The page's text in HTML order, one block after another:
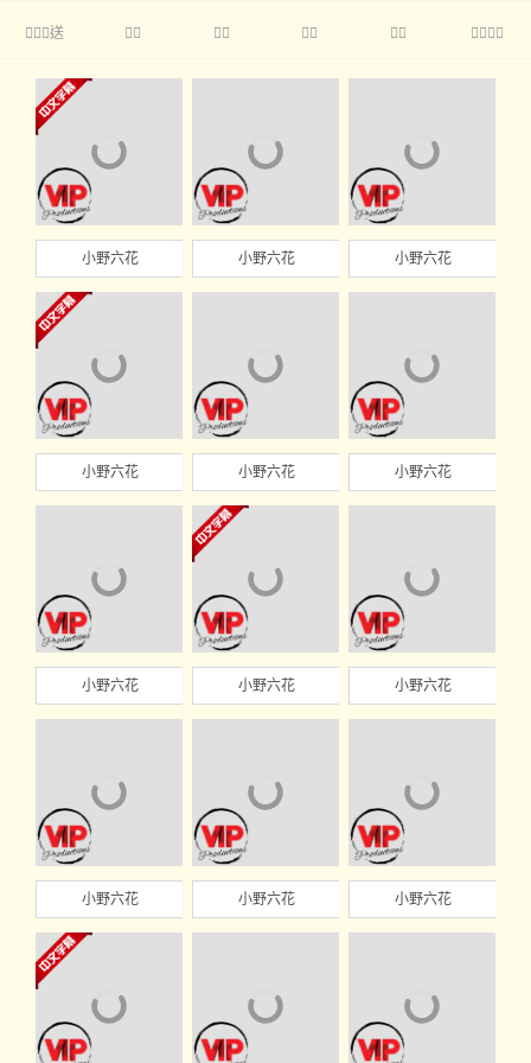
送     
小野六花 小野六花 小野六花
小野六花 小野六花 小野六花
小野六花 小野六花 小野六花
小野六花 小野六花 小野六花